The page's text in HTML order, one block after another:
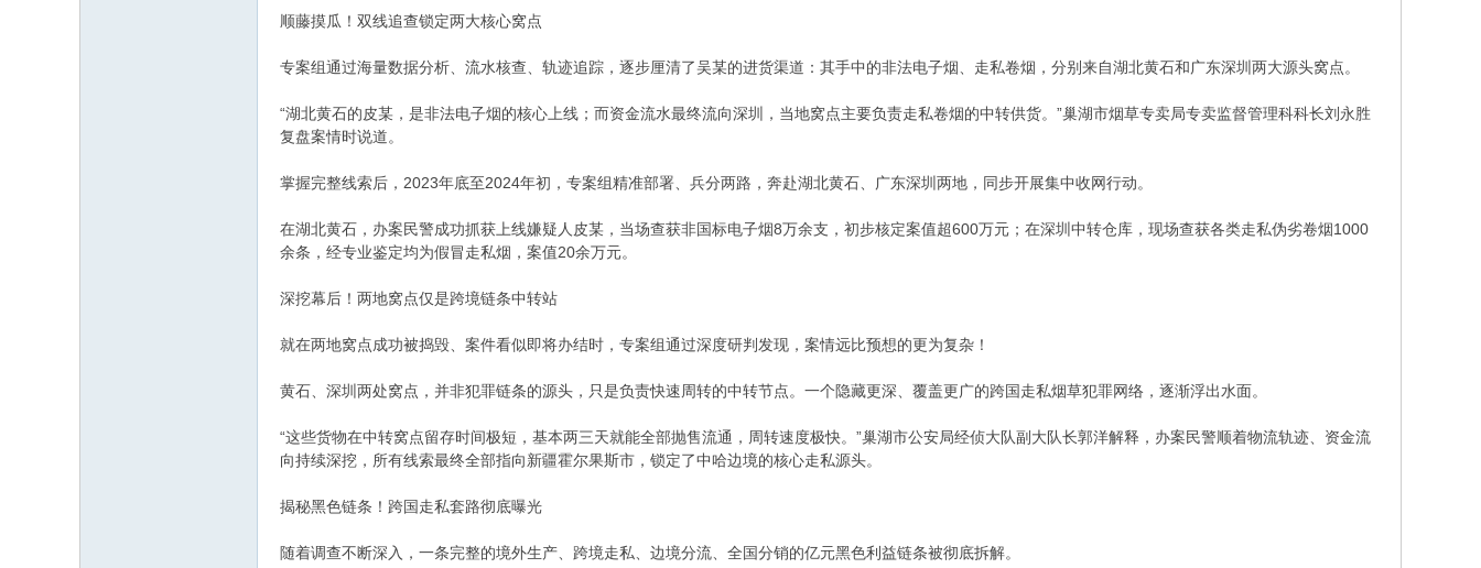
顺藤摸瓜！双线追查锁定两大核心窝点
专案组通过海量数据分析、流水核查、轨迹追踪，逐步厘清了吴某的进货渠道：其手中的非法电子烟、走私卷烟，分别来自湖北黄石和广东深圳两大源头窝点。
“湖北黄石的皮某，是非法电子烟的核心上线；而资金流水最终流向深圳，当地窝点主要负责走私卷烟的中转供货。”巢湖市烟草专卖局专卖监督管理科科长刘永胜
复盘案情时说道。
掌握完整线索后，2023年底至2024年初，专案组精准部署、兵分两路，奔赴湖北黄石、广东深圳两地，同步开展集中收网行动。
在湖北黄石，办案民警成功抓获上线嫌疑人皮某，当场查获非国标电子烟8万余支，初步核定案值超600万元；在深圳中转仓库，现场查获各类走私伪劣卷烟1000
余条，经专业鉴定均为假冒走私烟，案值20余万元。
深挖幕后！两地窝点仅是跨境链条中转站
就在两地窝点成功被捣毁、案件看似即将办结时，专案组通过深度研判发现，案情远比预想的更为复杂！
黄石、深圳两处窝点，并非犯罪链条的源头，只是负责快速周转的中转节点。一个隐藏更深、覆盖更广的跨国走私烟草犯罪网络，逐渐浮出水面。
“这些货物在中转窝点留存时间极短，基本两三天就能全部抛售流通，周转速度极快。”巢湖市公安局经侦大队副大队长郭洋解释，办案民警顺着物流轨迹、资金流
向持续深挖，所有线索最终全部指向新疆霍尔果斯市，锁定了中哈边境的核心走私源头。
揭秘黑色链条！跨国走私套路彻底曝光
随着调查不断深入，一条完整的境外生产、跨境走私、边境分流、全国分销的亿元黑色利益链条被彻底拆解。